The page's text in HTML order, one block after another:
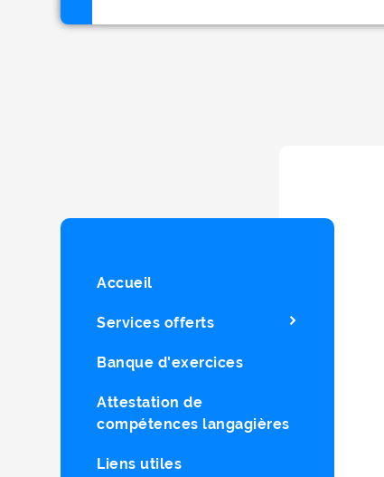
Accueil
Services offerts
Banque d'exercices
Attestation de
compétences langagières
Liens utiles